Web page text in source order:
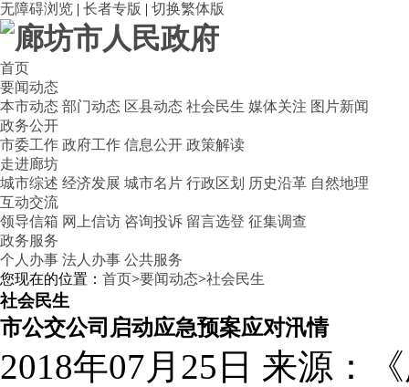
无障碍浏览 | 长者专版 | 切换繁体版
首页
要闻动态
本市动态 部门动态 区县动态 社会民生 媒体关注 图片新闻
政务公开
市委工作 政府工作 信息公开 政策解读
走进廊坊
城市综述 经济发展 城市名片 行政区划 历史沿革 自然地理
互动交流
领导信箱 网上信访 咨询投诉 留言选登 征集调查
政务服务
个人办事 法人办事 公共服务
您现在的位置： 首页>要闻动态>社会民生
社会民生
市公交公司启动应急预案应对汛情
2018年07月25日 来源：